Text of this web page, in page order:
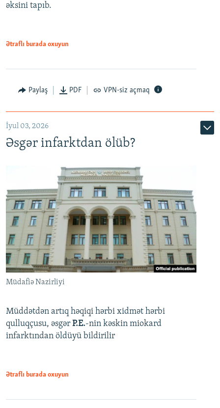
Auto 240p 360p 480p
720p 1080p
əksini tapıb.
Ətraflı burada oxuyun
Paylaş PDF VPN-siz açmaq
İyul 03, 2026
Əsgər infarktdan ölüb?
Müdafiə Nazirliyi
Müddətdən artıq həqiqi hərbi xidmət hərbi
qulluqçusu, əsgər P.E.-nin kəskin miokard
infarktından öldüyü bildirilir
Ətraflı burada oxuyun